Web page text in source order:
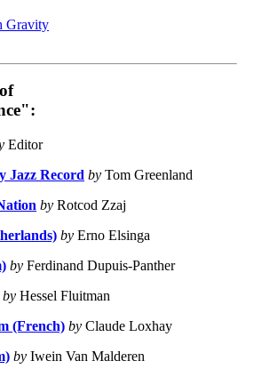
Gravity
Editor
Jazz Record by Tom Greenland
by Rotcod Zzaj
by Erno Elsinga
by Ferdinand Dupuis-Panther
by Hessel Fluitman
(French) by Claude Loxhay
by Iwein Van Malderen